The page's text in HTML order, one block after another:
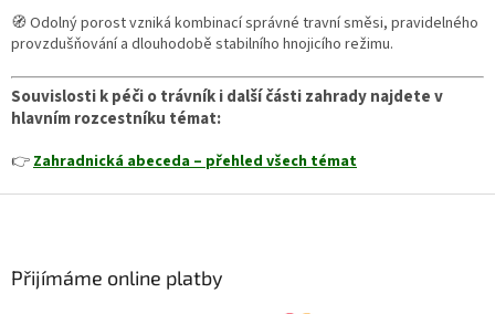
🧭 Odolný porost vzniká kombinací správné travní směsi, pravidelného
provzdušňování a dlouhodobě stabilního hnojicího režimu.
Souvislosti k péči o trávník i další části zahrady najdete v
hlavním rozcestníku témat:
👉 Zahradnická abeceda – přehled všech témat
Přijímáme online platby